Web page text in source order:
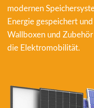
modernen
Energie gespeichert
Wallboxen und
die Elektromobilität.